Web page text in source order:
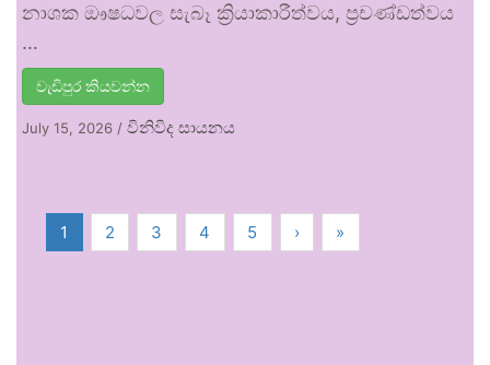
නාශක ඖෂධවල සැබෑ ක්‍රියාකාරීත්වය, ප්‍රචණ්ඩත්වය
…
වැඩිපුර කියවන්න
July 15, 2026 / විනිවිද සායනය
1 2 3 4 5 › »